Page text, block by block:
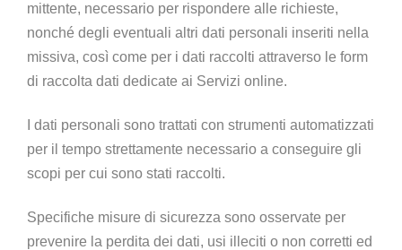
mittente, necessario per rispondere alle richieste,
nonché degli eventuali altri dati personali inseriti nella
missiva, così come per i dati raccolti attraverso le form
di raccolta dati dedicate ai Servizi online.
I dati personali sono trattati con strumenti automatizzati
per il tempo strettamente necessario a conseguire gli
scopi per cui sono stati raccolti.
Specifiche misure di sicurezza sono osservate per
prevenire la perdita dei dati, usi illeciti o non corretti ed